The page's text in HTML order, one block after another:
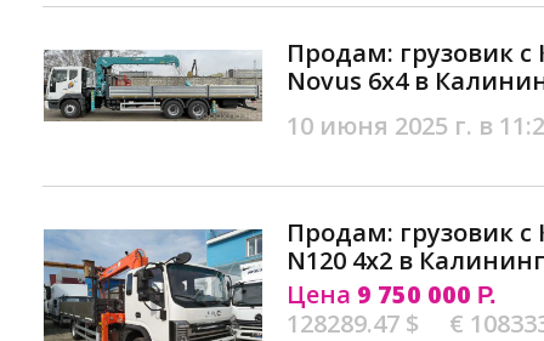
Продам: грузовик с
Novus 6х4 в
10 июня 2025 г. в
Продам: грузовик с
N120 4х2 в
Цена 9 750 000 Р.
128289.47 $
€